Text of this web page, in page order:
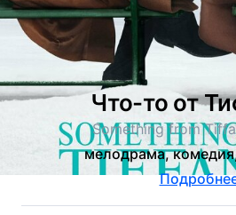
Что-то от
Something from
мелодрама,